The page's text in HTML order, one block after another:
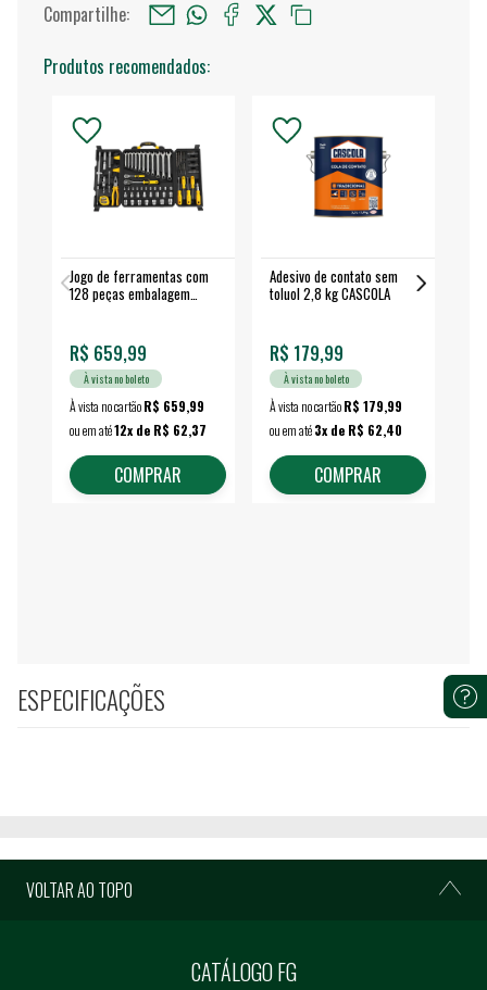
Compartilhe:
Produtos recomendados:
Jogo de ferramentas com
128 peças embalagem
R$ 659,99
À vista no boleto
À vista no cartãoR$ 659,99
ou em até12x de R$ 62,37
COMPRAR
Adesivo de contato sem
toluol 2,8 kg CASCOLA
R$ 179,99
À vista no boleto
À vista no cartãoR$ 179,99
ou em até3x de R$ 62,40
COMPRAR
ESPECIFICAÇÕES
VOLTAR AO TOPO
CATÁLOGO FG